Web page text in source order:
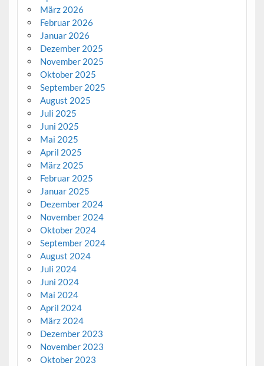
März 2026
Februar 2026
Januar 2026
Dezember 2025
November 2025
Oktober 2025
September 2025
August 2025
Juli 2025
Juni 2025
Mai 2025
April 2025
März 2025
Februar 2025
Januar 2025
Dezember 2024
November 2024
Oktober 2024
September 2024
August 2024
Juli 2024
Juni 2024
Mai 2024
April 2024
März 2024
Dezember 2023
November 2023
Oktober 2023